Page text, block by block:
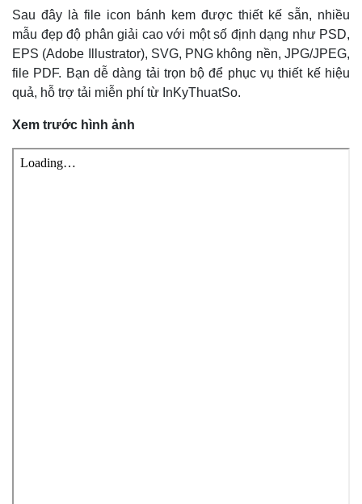
Sau đây là file icon bánh kem được thiết kế sẵn, nhiều
mẫu đẹp độ phân giải cao với một số định dạng như PSD,
EPS (Adobe Illustrator), SVG, PNG không nền, JPG/JPEG,
file PDF. Bạn dễ dàng tải trọn bộ để phục vụ thiết kế hiệu
quả, hỗ trợ tải miễn phí từ InKyThuatSo.
Xem trước hình ảnh